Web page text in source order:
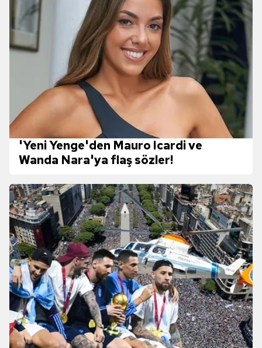
'Yeni Yenge'den Mauro Icardi ve
Wanda Nara'ya flaş sözler!